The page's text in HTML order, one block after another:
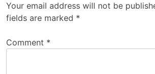
Your email address will not be
fields are marked *
Comment *